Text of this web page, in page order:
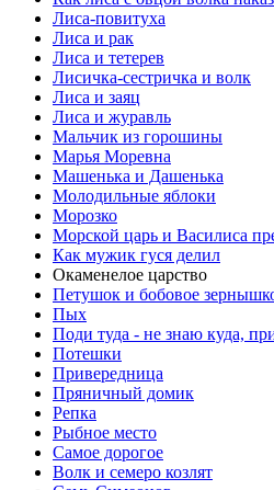
Лиса-повитуха
Лиса и рак
Лиса и тетерев
Лисичка-сестричка и волк
Лиса и заяц
Лиса и журавль
Мальчик из горошины
Марья Моревна
Машенька и Дашенька
Молодильные яблоки
Морозко
Морской царь и Василиса
Как мужик гуся делил
Окаменелое царство
Петушок и бобовое
Пых
Поди туда - не знаю куда,
Потешки
Привередница
Пряничный домик
Репка
Рыбное место
Самое дорогое
Волк и семеро козлят